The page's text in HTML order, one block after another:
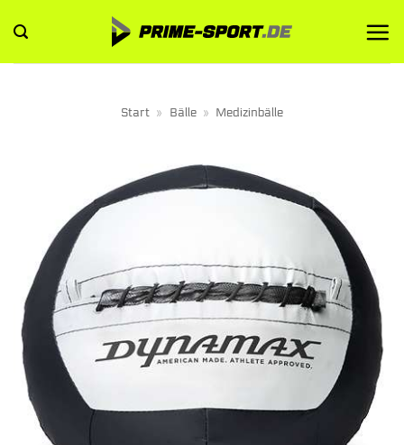
Inhalt
springen
Start » Bälle » Medizinbälle